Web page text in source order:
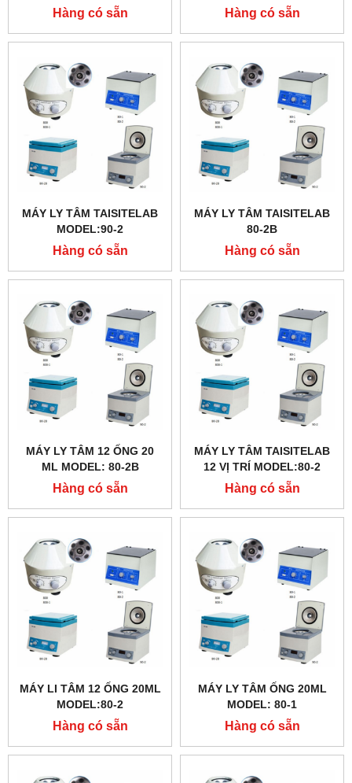
HÃNG TAISITELAB/MỸ
Hàng có sẵn
NEXTSPIN-P106 HÃNG
TAISITELAB/MỸ
Hàng có sẵn
MÁY LY TÂM TAISITELAB
MODEL:90-2
Hàng có sẵn
MÁY LY TÂM TAISITELAB
80-2B
Hàng có sẵn
MÁY LY TÂM 12 ỐNG 20
ML MODEL: 80-2B
Hàng có sẵn
MÁY LY TÂM TAISITELAB
12 VỊ TRÍ MODEL:80-2
Hàng có sẵn
MÁY LI TÂM 12 ỐNG 20ML
MODEL:80-2
Hàng có sẵn
MÁY LY TÂM ỐNG 20ML
MODEL: 80-1
Hàng có sẵn